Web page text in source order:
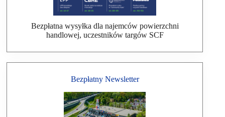
Bezpłatna wysyłka dla najemców powierzchni
handlowej, uczestników targów SCF
Bezpłatny Newsletter